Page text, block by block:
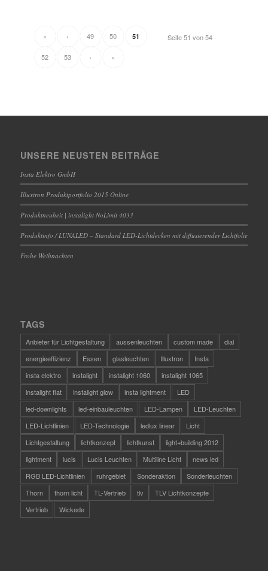
Seite 51 von 54
« ‹ 49 50 51
52 53 › »
UNSERE NEUSTEN BEITRÄGE
Insta Elektro GmbH
Illuxtron Produktportfolio 2015 Online
Produktneuheit | instalight NoLimit 4033
Produktinfo / LUNALED – Standard LED-Lichtdecken mit diffusierender Lichtfolie
Frohe Weihnachten
TAGS
Anbieter für Lichtgestaltung aussenleuchten custom made
dial
energieeffizienz
Essen glasleuchten Illuxtron
Insta
insta elektro
instalight instalight 1060
instalight 1065
instalight flat
instalight glow insta lightment
LED
led-downlights
led-einbauleuchten LED-Lampen
LED-Leuchten
LED-Lichtlinien
LED-Technologie ledlux linear
Licht
Lichtgestaltung
lichtkonzept lichtkunst
light+building 2012
lightment
lucis Lucis Leuchten Multiline Licht
news led
RGB LED-Lichtlinien
ruhrgebiet Sonderaktion
Sonderleuchten
Thorn
thorn licht TL-Vertrieb tlv
TLV Lichtkonzepte
Vertrieb
Wickede